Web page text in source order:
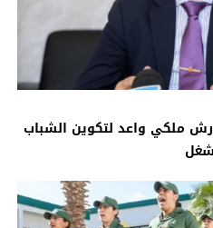
ملكي واعد لتكوين الشباب